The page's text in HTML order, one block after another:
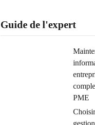
Guide de l'expert
PME